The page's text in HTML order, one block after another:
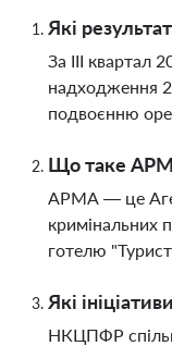
Які
За III квартал
надходження
подвоєнню
Що таке АРМА
АРМА — це
кримінальних
готелю
Які
НКЦПФР